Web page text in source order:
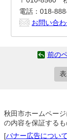
電話：018-
お問い合
前の
秋田市ホームペー
の内容を保証するも
[バナー広告について